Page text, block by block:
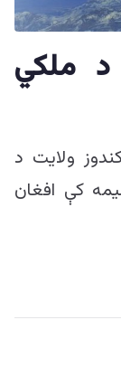
د ملکي
حمل ۱۲مه) د کندوز ولایت د
کې افغان